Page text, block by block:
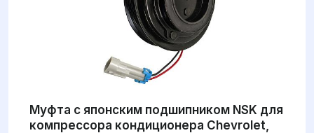
Муфта с японским подшипником NSK для
компрессора кондиционера Chevrolet,